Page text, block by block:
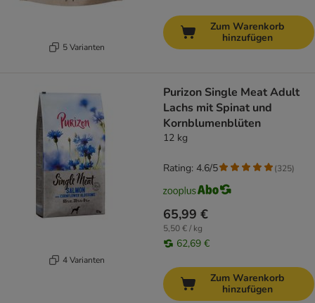
5 Varianten
Zum Warenkorb
hinzufügen
4 Varianten
Purizon Single Meat Adult
Lachs mit Spinat und
Kornblumenblüten
12 kg
65,99 €
5,50 € / kg
62,69 €
Rating: 4.6/5 (325)
Zum Warenkorb
hinzufügen